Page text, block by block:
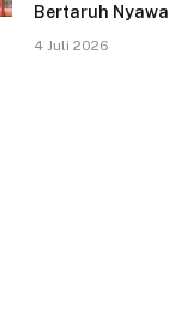
Bertaruh Nyawa
4 Juli 2026